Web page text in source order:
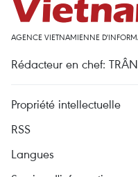
AGENCE VIETNAMIENNE
Rédacteur en chef:
Propriété intellectuelle
RSS
Langues